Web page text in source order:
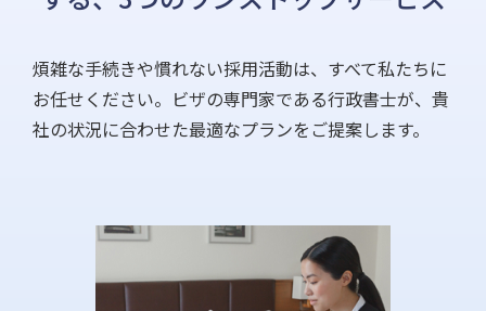
煩雑な手続きや慣れない採用活動は、すべて私たちに
お任せください。ビザの専門家である行政書士が、貴
社の状況に合わせた最適なプランをご提案します。